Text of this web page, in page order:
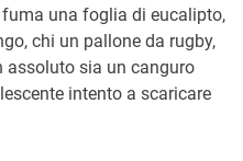
una foglia di eucalipto,
chi un pallone da rugby,
assoluto sia un canguro
intento a scaricare